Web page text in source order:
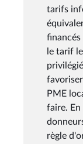
tarifs
le tarif
PME
faire. En
règle